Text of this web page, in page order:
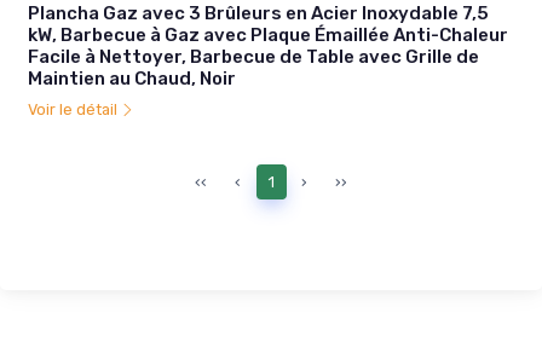
Plancha Gaz avec 3 Brûleurs en Acier Inoxydable 7,5
kW, Barbecue à Gaz avec Plaque Émaillée Anti-Chaleur
Facile à Nettoyer, Barbecue de Table avec Grille de
Maintien au Chaud, Noir
Voir le détail
‹‹ ‹ 1 › ››